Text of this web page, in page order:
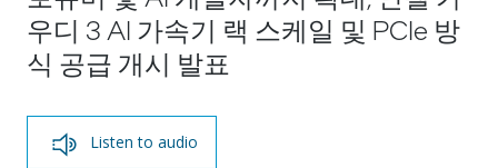
우디 3 AI 가속기 랙 스케일 및 PCIe 방
식 공급 개시 발표
Listen to audio